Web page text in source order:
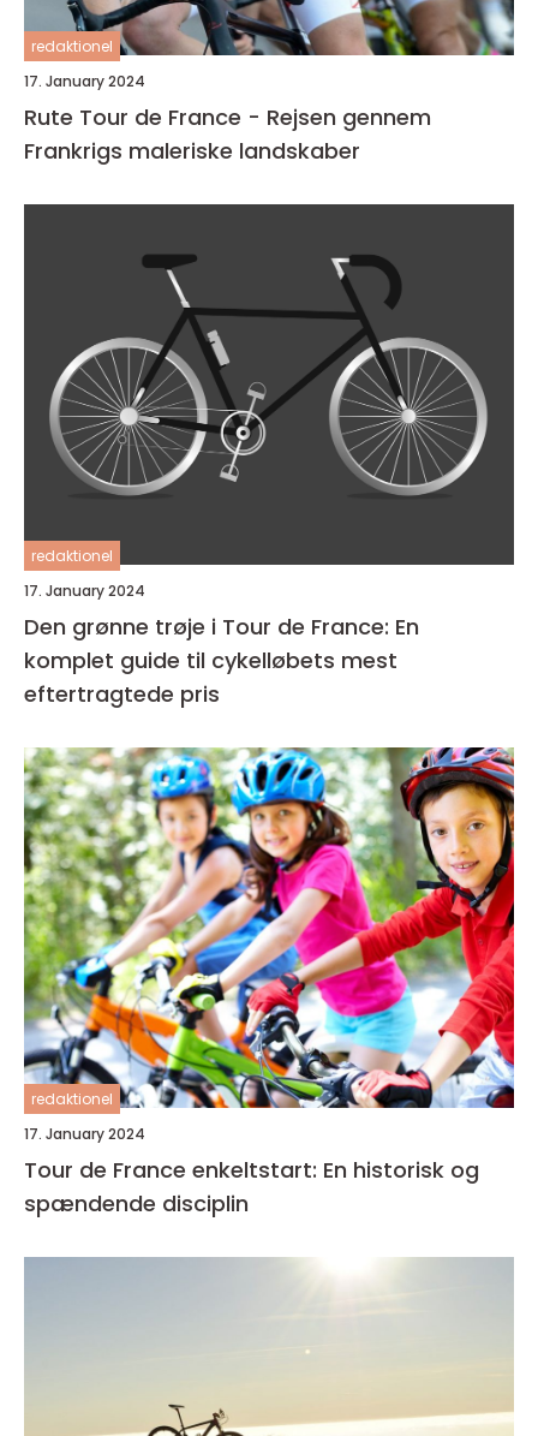
redaktionel
17. January 2024
Rute Tour de France - Rejsen gennem
Frankrigs maleriske landskaber
redaktionel
17. January 2024
Den grønne trøje i Tour de France: En
komplet guide til cykelløbets mest
eftertragtede pris
redaktionel
17. January 2024
Tour de France enkeltstart: En historisk og
spændende disciplin